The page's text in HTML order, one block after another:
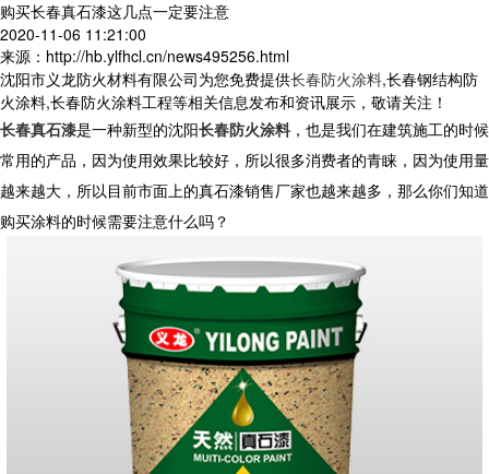
购买长春真石漆这几点一定要注意
2020-11-06 11:21:00
来源：http://hb.ylfhcl.cn/news495256.html
沈阳市义龙防火材料有限公司为您免费提供长春防火涂料,长春钢结构防
火涂料,长春防火涂料工程等相关信息发布和资讯展示，敬请关注！
长春真石漆是一种新型的沈阳长春防火涂料 ，也是我们在建筑施工的时候
常用的产品，因为使用效果比较好，所以很多消费者的青睐，因为使用量
越来越大，所以目前市面上的真石漆销售厂家也越来越多，那么你们知道
购买涂料的时候需要注意什么吗？